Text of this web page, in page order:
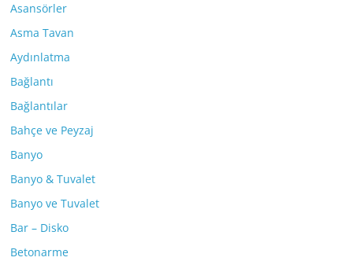
Asansörler
Asma Tavan
Aydınlatma
Bağlantı
Bağlantılar
Bahçe ve Peyzaj
Banyo
Banyo & Tuvalet
Banyo ve Tuvalet
Bar – Disko
Betonarme